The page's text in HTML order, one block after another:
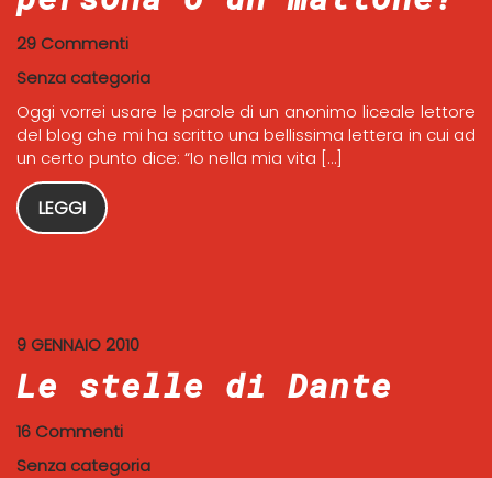
29 Commenti
Senza categoria
Oggi vorrei usare le parole di un anonimo liceale lettore
del blog che mi ha scritto una bellissima lettera in cui ad
un certo punto dice: “Io nella mia vita […]
LEGGI
9 GENNAIO 2010
Le stelle di Dante
16 Commenti
Senza categoria